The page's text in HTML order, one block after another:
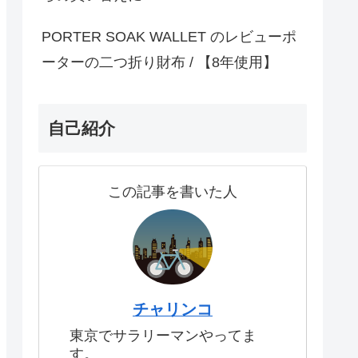
PORTER SOAK WALLET のレビューポ
ーターの二つ折り財布 / 【8年使用】
自己紹介
この記事を書いた人
チャリンコ
東京でサラリーマンやってま
す。